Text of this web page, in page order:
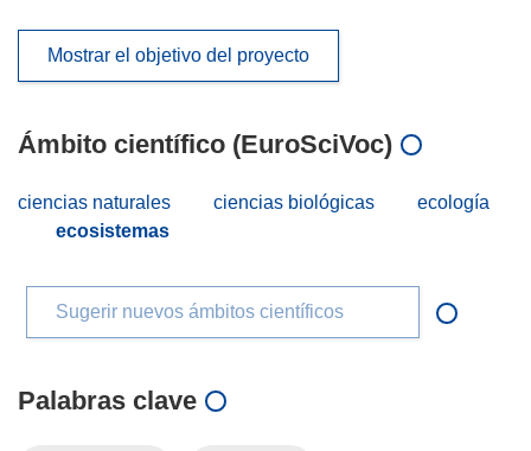
Mostrar el objetivo del proyecto
Ámbito científico (EuroSciVoc)
ciencias naturales ciencias biológicas
ecología
ecosistemas
Sugerir nuevos ámbitos científicos
Palabras clave